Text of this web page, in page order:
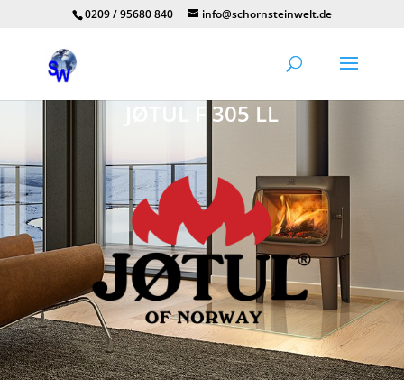
0209 / 95680 840 info@schornsteinwelt.de
JØTUL F 305 LL